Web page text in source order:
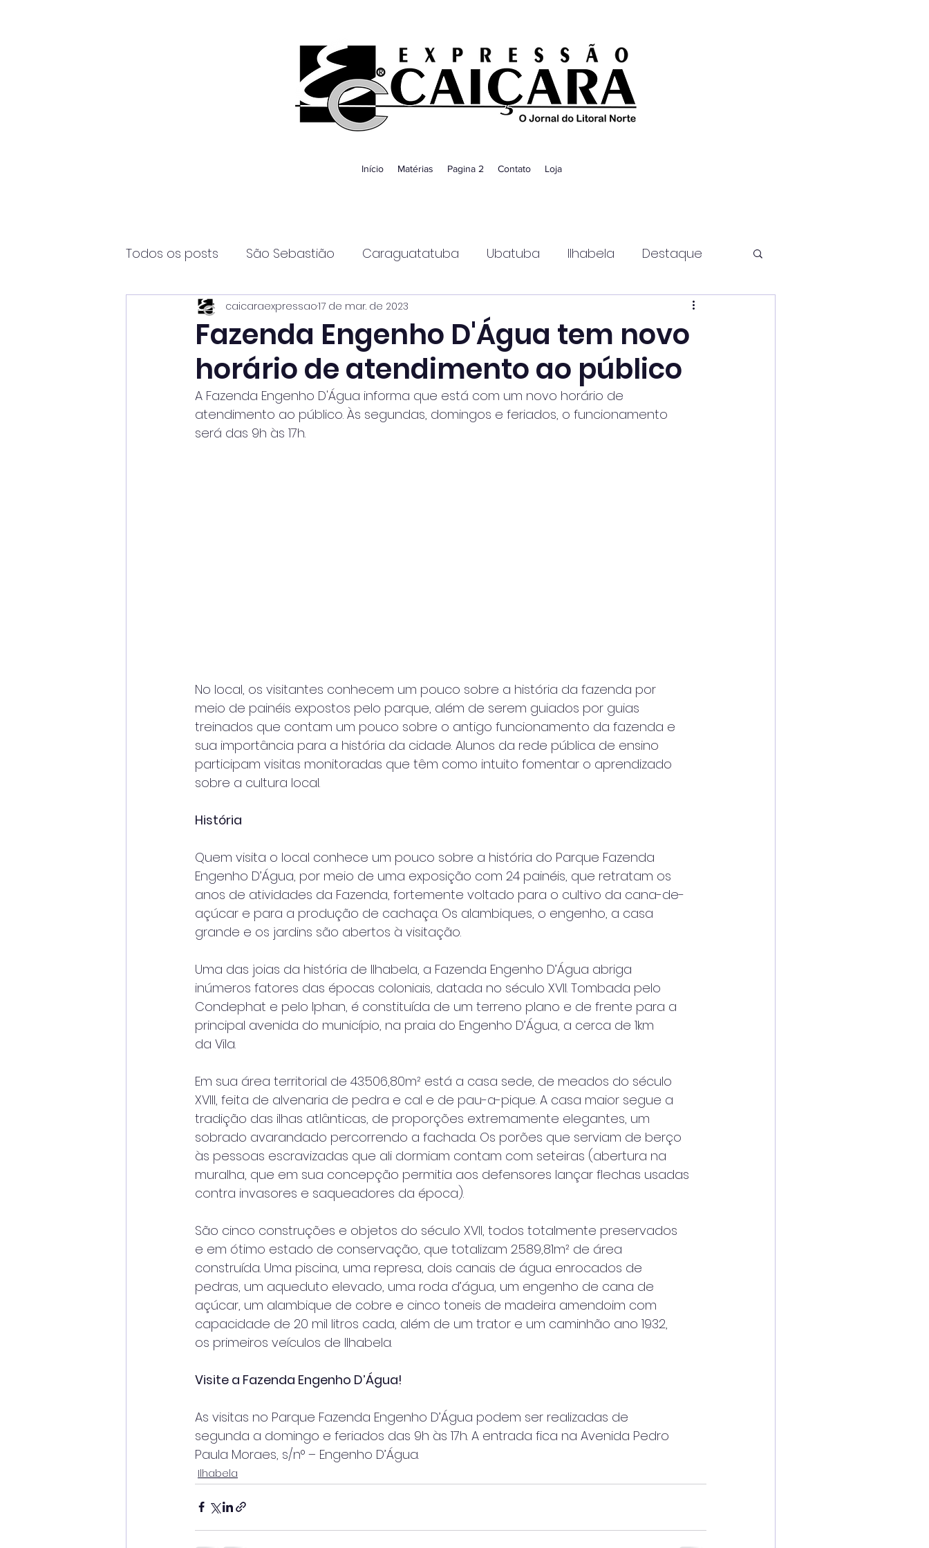
Início Matérias Pagina 2 Contato Loja
Todos os posts São Sebastião Caraguatatuba Ubatuba Ilhabela Destaque
Página2 Itanhaém Guaratinguetá
Fazenda Engenho D'Água tem novo
horário de atendimento ao público
caicaraexpressao17 de mar. de 2023
A Fazenda Engenho D'Água informa que está com um novo horário de
atendimento ao público. Às segundas, domingos e feriados, o funcionamento
será das 9h às 17h.
No local, os visitantes conhecem um pouco sobre a história da fazenda por
meio de painéis expostos pelo parque, além de serem guiados por guias
treinados que contam um pouco sobre o antigo funcionamento da fazenda e
sua importância para a história da cidade. Alunos da rede pública de ensino
participam visitas monitoradas que têm como intuito fomentar o aprendizado
sobre a cultura local.
História
Quem visita o local conhece um pouco sobre a história do Parque Fazenda
Engenho D’Água, por meio de uma exposição com 24 painéis, que retratam os
anos de atividades da Fazenda, fortemente voltado para o cultivo da cana-de-
açúcar e para a produção de cachaça. Os alambiques, o engenho, a casa
grande e os jardins são abertos à visitação.
Uma das joias da história de Ilhabela, a Fazenda Engenho D’Água abriga
inúmeros fatores das épocas coloniais, datada no século XVII. Tombada pelo
Condephat e pelo Iphan, é constituída de um terreno plano e de frente para a
principal avenida do município, na praia do Engenho D’Água, a cerca de 1km
da Vila.
Em sua área territorial de 43.506,80m² está a casa sede, de meados do século
XVIII, feita de alvenaria de pedra e cal e de pau-a-pique. A casa maior segue a
tradição das ilhas atlânticas, de proporções extremamente elegantes, um
sobrado avarandado percorrendo a fachada. Os porões que serviam de berço
às pessoas escravizadas que ali dormiam contam com seteiras (abertura na
muralha, que em sua concepção permitia aos defensores lançar flechas usadas
contra invasores e saqueadores da época).
São cinco construções e objetos do século XVII, todos totalmente preservados
e em ótimo estado de conservação, que totalizam 2.589,81m² de área
construída. Uma piscina, uma represa, dois canais de água enrocados de
pedras, um aqueduto elevado, uma roda d’água, um engenho de cana de
açúcar, um alambique de cobre e cinco toneis de madeira amendoim com
capacidade de 20 mil litros cada, além de um trator e um caminhão ano 1932,
os primeiros veículos de Ilhabela.
Visite a Fazenda Engenho D’Água!
As visitas no Parque Fazenda Engenho D’Água podem ser realizadas de
segunda a domingo e feriados das 9h às 17h. A entrada fica na Avenida Pedro
Paula Moraes, s/n° – Engenho D’Água.
Ilhabela